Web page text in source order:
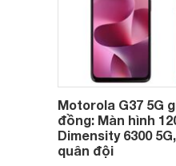
Motorola G37 5G
đồng: Màn hình
Dimensity 6300
quân đội